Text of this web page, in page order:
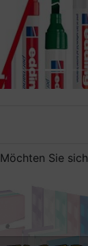
Möchten Sie sich